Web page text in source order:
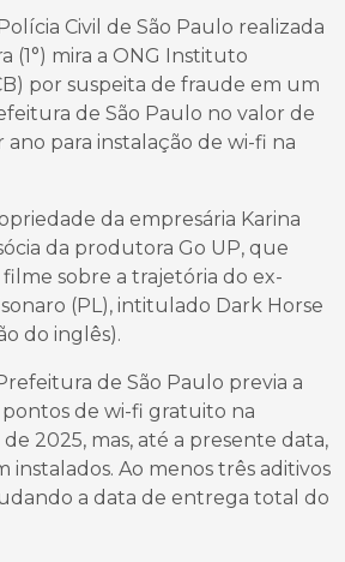
Civil de São Paulo realizada
(1°) mira a ONG Instituto
por suspeita de fraude em um
de São Paulo no valor de
ano para instalação de wi-fi na
da empresária Karina
da produtora Go UP, que
sobre a trajetória do ex-
(PL), intitulado Dark Horse
do inglês).
de São Paulo previa a
de wi-fi gratuito na
2025, mas, até a presente data,
instalados. Ao menos três aditivos
a data de entrega total do